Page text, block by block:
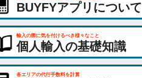
BUYFYアプリについて
輸入の際に気を付けるべき様々なこと
個人輸入の基礎知識
各エリアの代行手数料を計算